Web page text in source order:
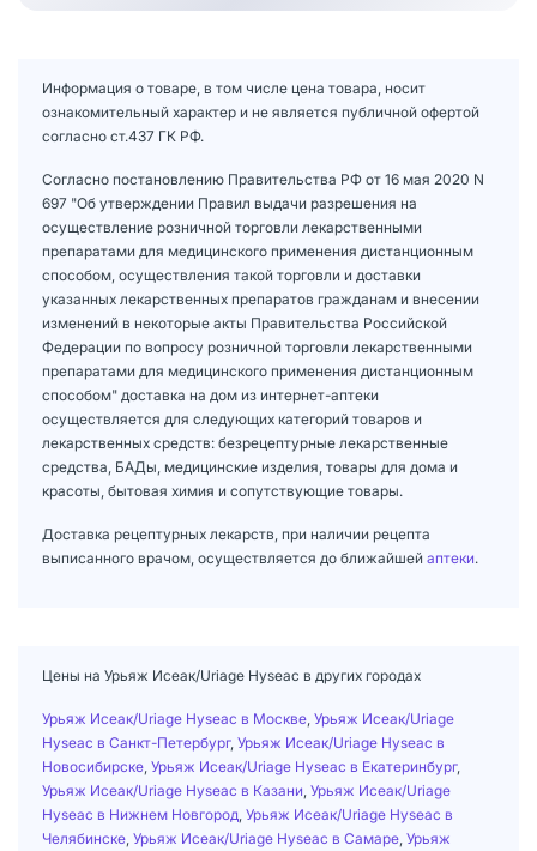
Информация о товаре, в том числе цена товара, носит
ознакомительный характер и не является публичной офертой
согласно ст.437 ГК РФ.
Согласно постановлению Правительства РФ от 16 мая 2020 N
697 "Об утверждении Правил выдачи разрешения на
осуществление розничной торговли лекарственными
препаратами для медицинского применения дистанционным
способом, осуществления такой торговли и доставки
указанных лекарственных препаратов гражданам и внесении
изменений в некоторые акты Правительства Российской
Федерации по вопросу розничной торговли лекарственными
препаратами для медицинского применения дистанционным
способом" доставка на дом из интернет-аптеки
осуществляется для следующих категорий товаров и
лекарственных средств: безрецептурные лекарственные
средства, БАДы, медицинские изделия, товары для дома и
красоты, бытовая химия и сопутствующие товары.
Доставка рецептурных лекарств, при наличии рецепта
выписанного врачом, осуществляется до ближайшей аптеки.
Цены на Урьяж Исеак/Uriage Hyseac в других городах
Урьяж Исеак/Uriage Hyseac в Москве Урьяж Исеак/Uriage
Hyseac в Санкт-Петербург, Урьяж Исеак/Uriage Hyseac в
Новосибирске Урьяж Исеак/Uriage Hyseac в Екатеринбург,
Урьяж Исеак/Uriage Hyseac в Казани Урьяж Исеак/Uriage
Hyseac в Нижнем Новгород Урьяж Исеак/Uriage Hyseac в
Челябинске Урьяж Исеак/Uriage Hyseac в Самаре Урьяж